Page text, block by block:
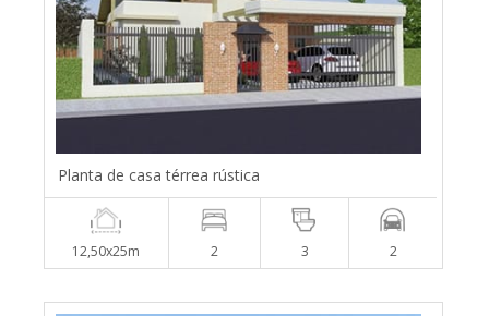
Planta de casa térrea rústica
12,50x25m 2 3 2